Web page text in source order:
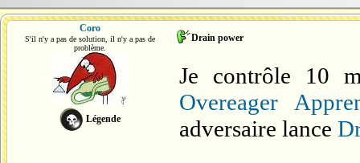
Coro
S'il n'y a pas de solution, il n'y a pas de
problème.
Légende
Drain power
Je contrôle 10
Overeager
adversaire lance